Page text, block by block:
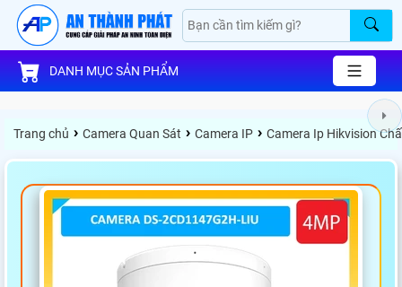
DANH MỤC SẢN PHẨM
Trang chủ › Camera Quan Sát › Camera IP › Camera Ip Hikvision